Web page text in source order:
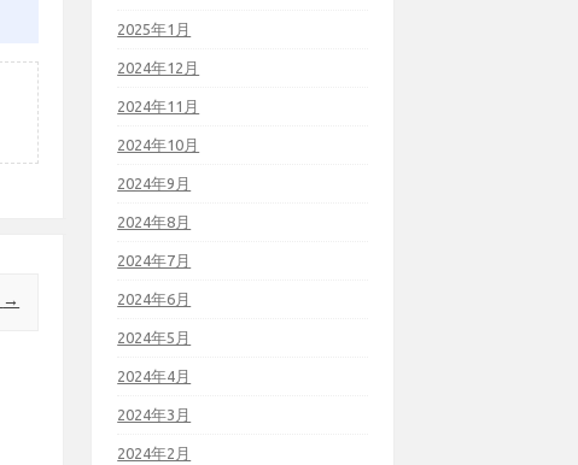
→
2025年1月
2024年12月
2024年11月
2024年10月
2024年9月
2024年8月
2024年7月
2024年6月
2024年5月
2024年4月
2024年3月
2024年2月